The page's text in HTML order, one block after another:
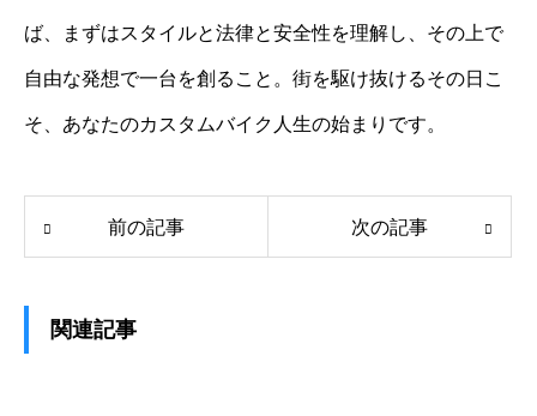
ば、まずはスタイルと法律と安全性を理解し、その上で
自由な発想で一台を創ること。街を駆け抜けるその日こ
そ、あなたのカスタムバイク人生の始まりです。
前の記事 次の記事
関連記事